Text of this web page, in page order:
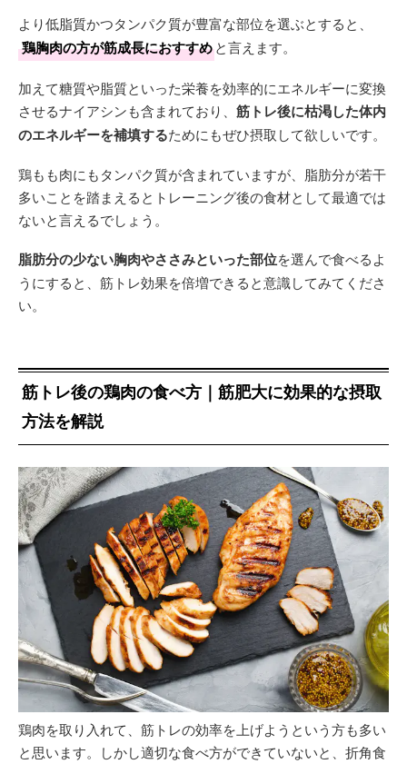
より低脂質かつタンパク質が豊富な部位を選ぶとすると、
鶏胸肉の方が筋成長におすすめと言えます。
加えて糖質や脂質といった栄養を効率的にエネルギーに変換
させるナイアシンも含まれており、 筋トレ後に枯渇した体内
のエネルギーを補填するためにもぜひ摂取して欲しいです。
鶏もも肉にもタンパク質が含まれていますが、脂肪分が若干
多いことを踏まえるとトレーニング後の食材として最適では
ないと言えるでしょう。
脂肪分の少ない胸肉やささみといった部位を選んで食べるよ
うにすると、筋トレ効果を倍増できると意識してみてくださ
い。
筋トレ後の鶏肉の食べ方｜筋肥大に効果的な摂取
方法を解説
鶏肉を取り入れて、筋トレの効率を上げようという方も多い
と思います。しかし適切な食べ方ができていないと、折角食